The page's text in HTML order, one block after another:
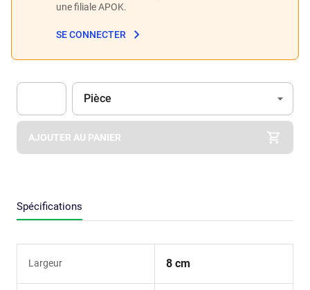
une filiale APOK.
SE CONNECTER
Apok.Product.Detail.AddToCart.Quantity (Optionnel)
Unité
Pièce
AJOUTER AU PANIER
Spécifications
Largeur 8 cm